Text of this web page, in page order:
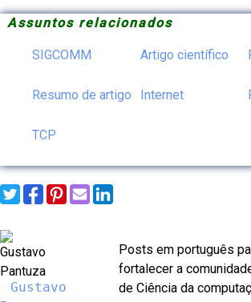
Assuntos relacionados
SIGCOMM Artigo científico
Resumo de artigo Internet
TCP
Gustavo
Posts em português
fortalecer a
de Ciência da